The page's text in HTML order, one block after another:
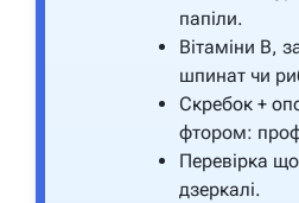
папіли.
Вітаміни B,
шпинат чи
Скребок +
фтором:
Перевірка
дзеркалі.